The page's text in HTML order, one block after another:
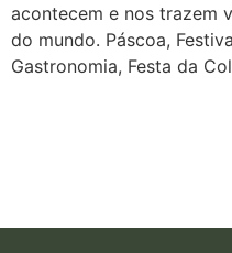
acontecem e nos trazem
do mundo. Páscoa,
Gastronomia, Festa da